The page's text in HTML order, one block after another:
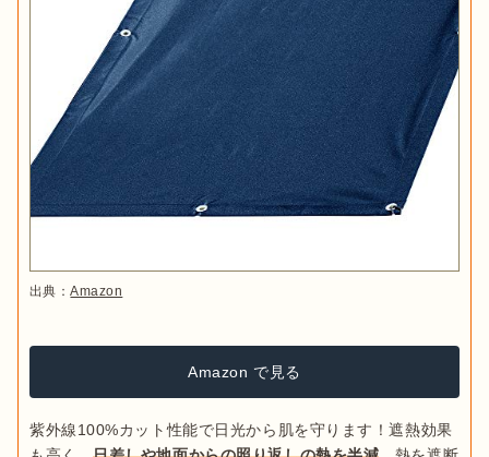
出典：Amazon
Amazon で見る
紫外線100%カット性能で日光から肌を守ります！遮熱効果